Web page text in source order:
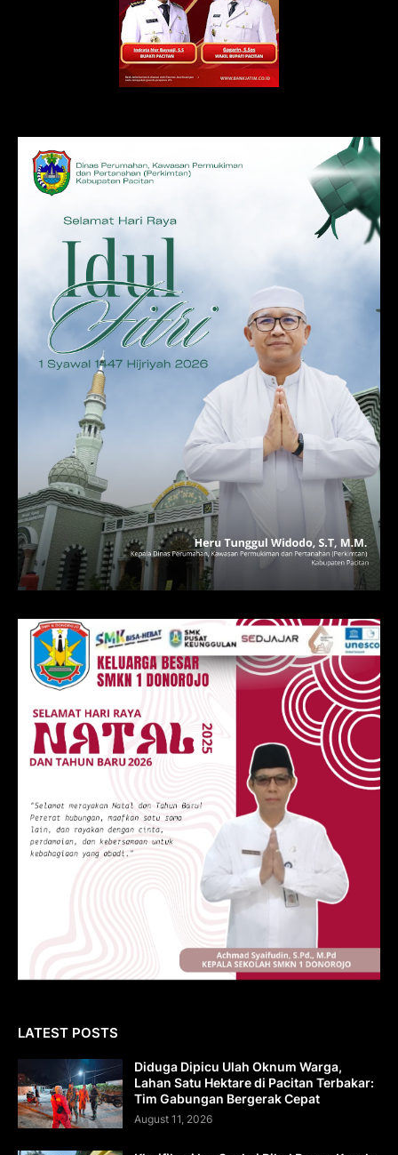
LATEST POSTS
Diduga Dipicu Ulah Oknum Warga,
Lahan Satu Hektare di Pacitan Terbakar:
Tim Gabungan Bergerak Cepat
August 11, 2026